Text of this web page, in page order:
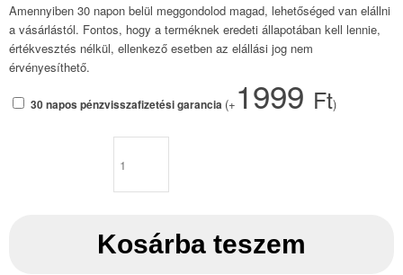
Amennyiben 30 napon belül meggondolod magad, lehetőséged van elállni
a vásárlástól. Fontos, hogy a terméknek eredeti állapotában kell lennie,
értékvesztés nélkül, ellenkező esetben az elállási jog nem
érvényesíthető.
30 napos pénzvisszafizetési garancia (+ 1999 Ft)
Bambusz
x
70
Kosárba teszem